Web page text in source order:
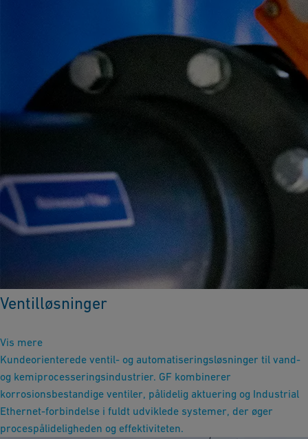
Ventilløsninger
Vis mere
Kundeorienterede ventil- og automatiseringsløsninger til vand-
og kemiprocesseringsindustrier. GF kombinerer
korrosionsbestandige ventiler, pålidelig aktuering og Industrial
Ethernet-forbindelse i fuldt udviklede systemer, der øger
procespålideligheden og effektiviteten.